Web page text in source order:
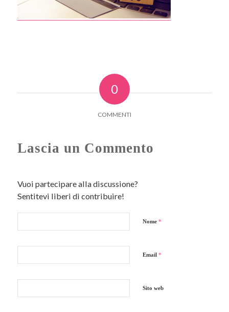
0
COMMENTI
Lascia un Commento
Vuoi partecipare alla discussione?
Sentitevi liberi di contribuire!
Nome *
Email *
Sito web